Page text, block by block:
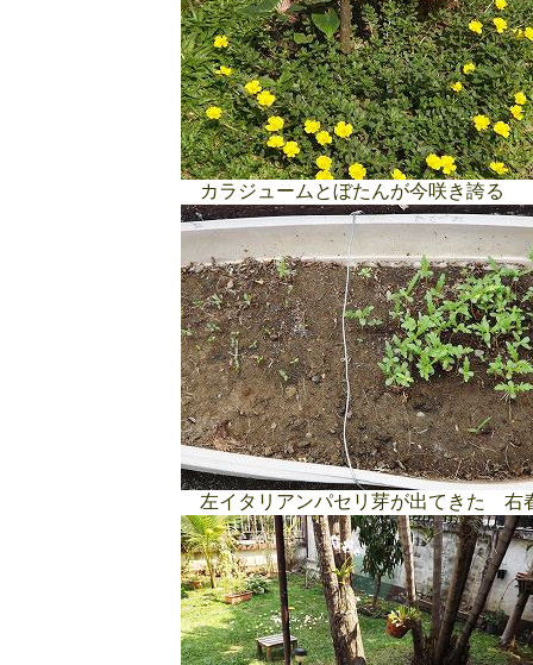
カラジュームとぼたんが今咲き誇る
左イタリアンパセリ芽が出てきた 右